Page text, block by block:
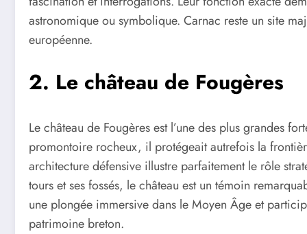
astronomique ou symbolique. Carnac reste un site
européenne.
2. Le château de Fougères
Le château de Fougères est l’une des plus grandes
promontoire rocheux, il protégeait autrefois la
architecture défensive illustre parfaitement le rôle
tours et ses fossés, le château est un témoin
une plongée immersive dans le Moyen Âge et
patrimoine breton.